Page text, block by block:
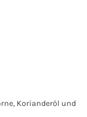
Korianderöl und